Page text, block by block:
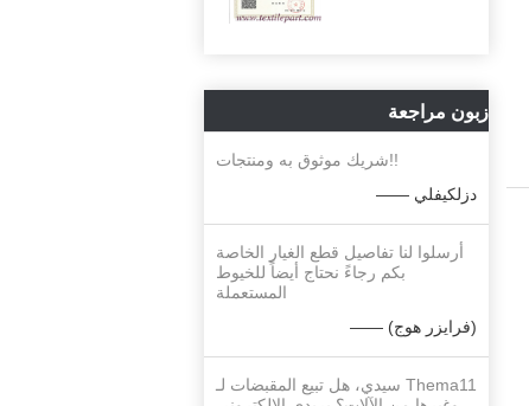
زبون مراجعة
شريك موثوق به ومنتجات!!
—— دزلكيفلي
أرسلوا لنا تفاصيل قطع الغيار الخاصة
بكم رجاءً نحتاج أيضاً للخيوط
المستعملة
—— (فرايزر هوج)
سيدي، هل تبيع المقبضات لـ Thema11